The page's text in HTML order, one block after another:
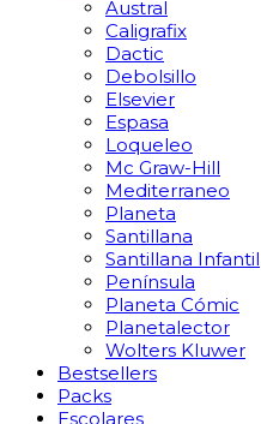
Austral
Caligrafix
Dactic
Debolsillo
Elsevier
Espasa
Loqueleo
Mc Graw-Hill
Mediterraneo
Planeta
Santillana
Santillana Infantil
Península
Planeta Cómic
Planetalector
Wolters Kluwer
Bestsellers
Packs
Escolares